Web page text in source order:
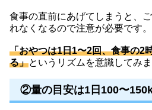
食事の直前にあげてしまうと、
れなくなるので注意が必要です。
「おやつは1日1〜2回、食事の2
る」というリズムを意識してみま
②量の目安は1日100〜